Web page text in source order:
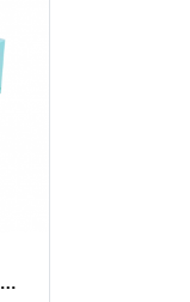
ก.20.3xย.20.3xส.10 cm